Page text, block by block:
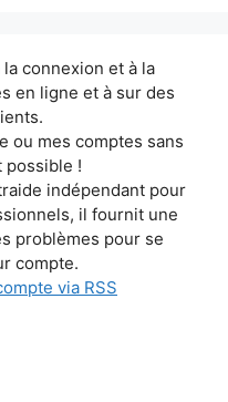
connexion et à la
en ligne et à sur des
ou mes comptes sans
possible !
indépendant pour
il fournit une
problèmes pour se
compte.
via RSS